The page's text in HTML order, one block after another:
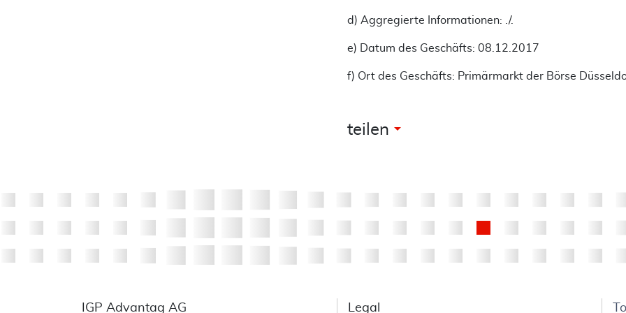
d) Aggregierte Informationen: ./.
e) Datum des Geschäfts: 08.12.2017
f) Ort des Geschäfts: Primärmarkt der Börse
teilen arrow_drop_down
IGP Advantag AG Legal